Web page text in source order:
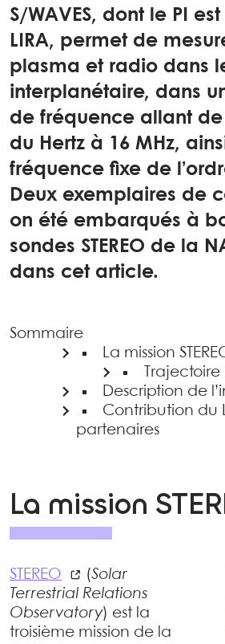
S/WAVES, dont le PI
LIRA, permet de
plasma et radio dans
interplanétaire, dans
de fréquence allant
du Hertz à 16 MHz,
fréquence fixe de
Deux exemplaires de
on été embarqués à
sondes STEREO de la
dans cet article.
Sommaire
La mission
Trajectoire
Description de
Contribution du
partenaires
La mission
STEREO (Solar
Terrestrial Relations
Observatory) est la
troisième mission de la